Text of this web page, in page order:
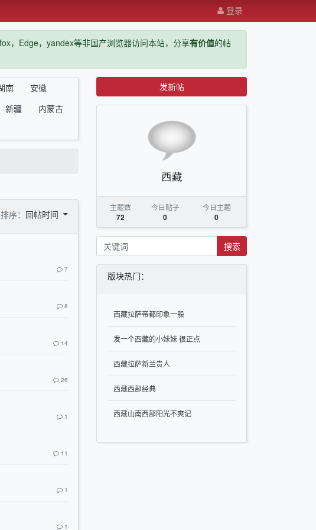
登录
，Edge，yandex等非国产浏览器访问本站，分享有价值的帖
南
安徽
新疆
内蒙古
排序： 回帖时间
7
8
14
26
1
11
1
1
发新帖
西藏
主题数
72
今日贴子
0
今日主题
0
搜索
版块热门：
西藏拉萨帝都印象一般
发一个西藏的小妹妹 很正点
西藏拉萨新兰贵人
西藏西部经典
西藏山南西部阳光不爽记